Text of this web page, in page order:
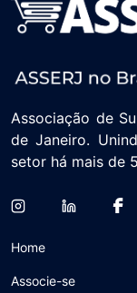
Associação de
de Janeiro.
setor há mais de
Home
Associe-se